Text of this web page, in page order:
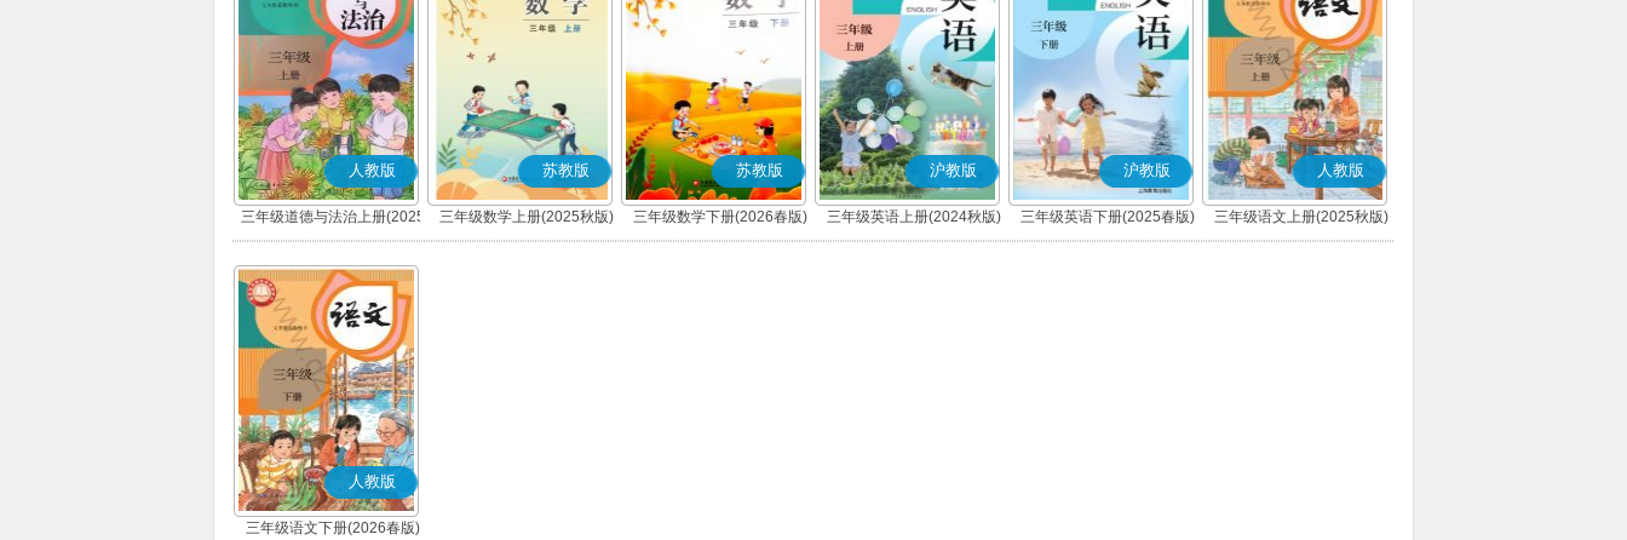
人教版
三年级道德与法治上册(2025
秋版)(部编版)
苏教版
三年级数学上册(2025秋版)
苏教版
三年级数学下册(2026春版)
沪教版
三年级英语上册(2024秋版)
沪教版
三年级英语下册(2025春版)
人教版
三年级语文上册(2025秋版)
(部编版)
人教版
三年级语文下册(2026春版)